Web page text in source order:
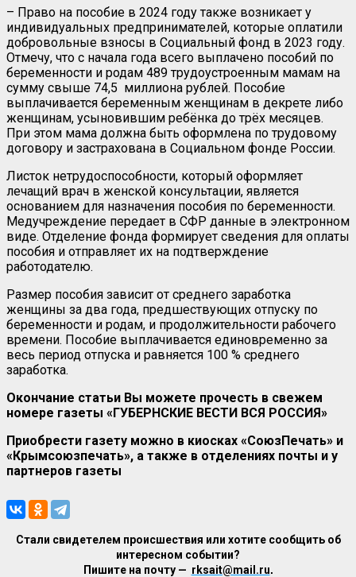
– Право на пособие в 2024 году также возникает у
индивидуальных предпринимателей, которые оплатили
добровольные взносы в Социальный фонд в 2023 году.
Отмечу, что с начала года всего выплачено пособий по
беременности и родам 489 трудоустроенным мамам на
сумму свыше 74,5 миллиона рублей. Пособие
выплачивается беременным женщинам в декрете либо
женщинам, усыновившим ребёнка до трёх месяцев.
При этом мама должна быть оформлена по трудовому
договору и застрахована в Социальном фонде России.
Листок нетрудоспособности, который оформляет
лечащий врач в женской консультации, является
основанием для назначения пособия по беременности.
Медучреждение передает в СФР данные в электронном
виде. Отделение фонда формирует сведения для оплаты
пособия и отправляет их на подтверждение
работодателю.
Размер пособия зависит от среднего заработка
женщины за два года, предшествующих отпуску по
беременности и родам, и продолжительности рабочего
времени. Пособие выплачивается единовременно за
весь период отпуска и равняется 100 % среднего
заработка.
Окончание статьи Вы можете прочесть в свежем
номере газеты «ГУБЕРНСКИЕ ВЕСТИ ВСЯ РОССИЯ»
Приобрести газету можно в киосках «СоюзПечать» и
«Крымсоюзпечать», а также в отделениях почты и у
партнеров газеты
Стали свидетелем происшествия или хотите сообщить об
интересном событии?
Пишите на почту — rksait@mail.ru.